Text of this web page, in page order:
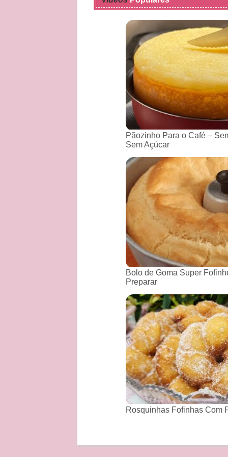
Pãozinho Para o Café –
Sem Açúcar
Bolo de Goma Super
Preparar
Rosquinhas Fofinhas Com